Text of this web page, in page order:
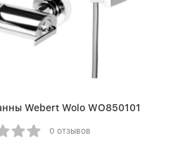
Webert Wolo WO850101
0 отзывов